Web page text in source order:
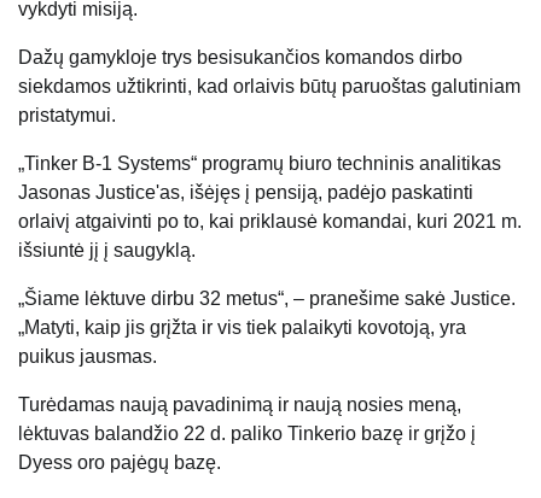
vykdyti misiją.
Dažų gamykloje trys besisukančios komandos dirbo
siekdamos užtikrinti, kad orlaivis būtų paruoštas galutiniam
pristatymui.
„Tinker B-1 Systems“ programų biuro techninis analitikas
Jasonas Justice'as, išėjęs į pensiją, padėjo paskatinti
orlaivį atgaivinti po to, kai priklausė komandai, kuri 2021 m.
išsiuntė jį į saugyklą.
„Šiame lėktuve dirbu 32 metus“, – pranešime sakė Justice.
„Matyti, kaip jis grįžta ir vis tiek palaikyti kovotoją, yra
puikus jausmas.
Turėdamas naują pavadinimą ir naują nosies meną,
lėktuvas balandžio 22 d. paliko Tinkerio bazę ir grįžo į
Dyess oro pajėgų bazę.